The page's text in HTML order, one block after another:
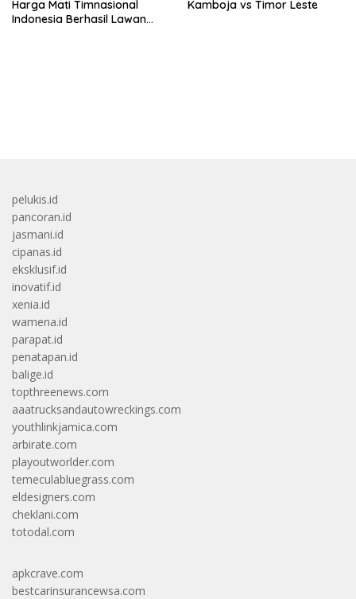
Harga Mati Timnasional
Indonesia Berhasil Lawan
Kamboja vs Timor Leste
pelukis.id
pancoran.id
jasmani.id
cipanas.id
eksklusif.id
inovatif.id
xenia.id
wamena.id
parapat.id
penatapan.id
balige.id
topthreenews.com
aaatrucksandautowreckings.com
youthlinkjamica.com
arbirate.com
playoutworlder.com
temeculabluegrass.com
eldesigners.com
cheklani.com
totodal.com
apkcrave.com
bestcarinsurancewsa.com